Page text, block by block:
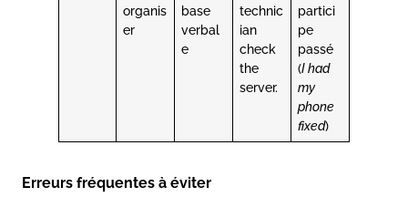
organis
er
base
verbal
e
technic
ian
check
the
server.
partici
pe
passé
(I had
my
phone
fixed)
Erreurs fréquentes à éviter